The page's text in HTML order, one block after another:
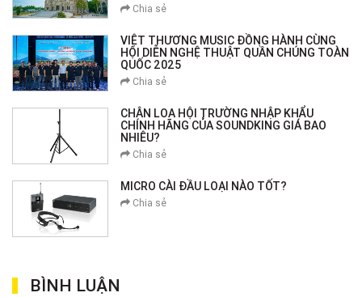
Chia sẻ
VIỆT THƯƠNG MUSIC ĐỒNG HÀNH CÙNG
HỘI DIỄN NGHỆ THUẬT QUẦN CHÚNG TOÀN
QUỐC 2025
Chia sẻ
CHÂN LOA HỘI TRƯỜNG NHẬP KHẨU
CHÍNH HÃNG CỦA SOUNDKING GIÁ BAO
NHIÊU?
Chia sẻ
MICRO CÀI ĐẦU LOẠI NÀO TỐT?
Chia sẻ
BÌNH LUẬN